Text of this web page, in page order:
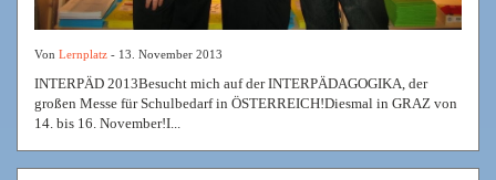
Von Lernplatz - 13. November 2013
INTERPÄD 2013Besucht mich auf der INTERPÄDAGOGIKA, der
großen Messe für Schulbedarf in ÖSTERREICH!Diesmal in GRAZ von
14. bis 16. November!I...